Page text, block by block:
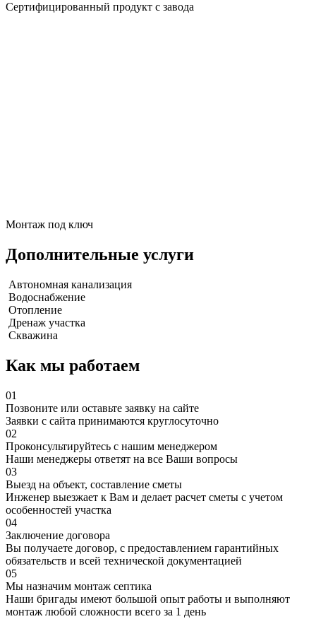
Сертифицированный продукт с завода
Монтаж под ключ
Дополнительные услуги
Автономная канализация
Водоснабжение
Отопление
Дренаж участка
Скважина
Как мы работаем
01
Позвоните или оставьте заявку на сайте
Заявки с сайта принимаются круглосуточно
02
Проконсультируйтесь с нашим менеджером
Наши менеджеры ответят на все Ваши вопросы
03
Выезд на объект, составление сметы
Инженер выезжает к Вам и делает расчет сметы с учетом
особенностей участка
04
Заключение договора
Вы получаете договор, с предоставлением гарантийных
обязательств и всей технической документацией
05
Мы назначим монтаж септика
Наши бригады имеют большой опыт работы и выполняют
монтаж любой сложности всего за 1 день